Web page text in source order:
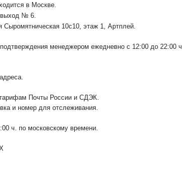
в Москве.
выход № 6.
Сыромятническая 10с10 , этаж 1, Артплей.
менеджером ежедневно с 12:00 до 22:00 ч.
Почты России и СДЭК.
и номер для отслеживания.
ч. по московскому времени.